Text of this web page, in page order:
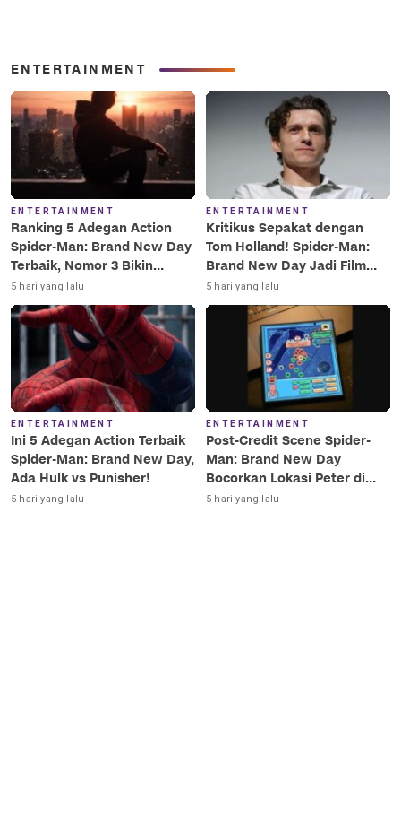
ENTERTAINMENT
ENTERTAINMENT
Ranking 5 Adegan Action
Spider-Man: Brand New Day
Terbaik, Nomor 3 Bikin
Terkesima!
5 hari yang lalu
ENTERTAINMENT
Kritikus Sepakat dengan
Tom Holland! Spider-Man:
Brand New Day Jadi Film
Terbaik Era MCU
5 hari yang lalu
ENTERTAINMENT
Ini 5 Adegan Action Terbaik
Spider-Man: Brand New Day,
Ada Hulk vs Punisher!
5 hari yang lalu
ENTERTAINMENT
Post-Credit Scene Spider-
Man: Brand New Day
Bocorkan Lokasi Peter di
Luar Angkasa!
5 hari yang lalu